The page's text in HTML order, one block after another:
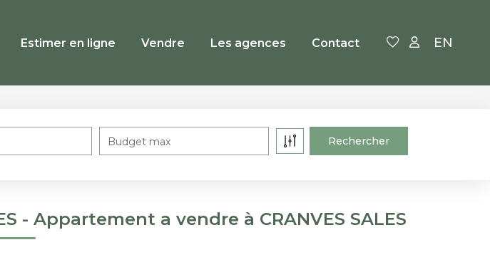
Estimer en ligne Vendre Les agences Contact EN
Budget max
- Appartement a vendre à CRANVES SALES